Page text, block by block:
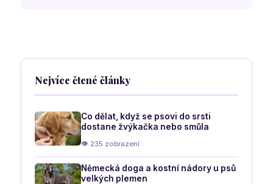
motivace
psa
páteř a
Nejvíce čtené články
Co dělat, když se psovi do srsti
dostane žvýkačka nebo smůla
👁 235 zobrazení
Německá doga a kostní nádory u psů
velkých plemen